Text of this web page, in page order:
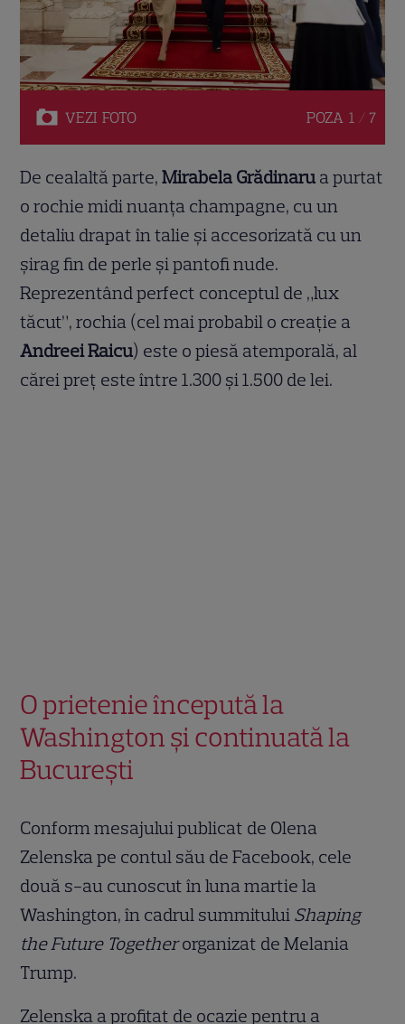
VEZI FOTO POZA 1 / 7
De cealaltă parte,Mirabela Grădinaru a purtat
o rochie midi nuanța champagne, cu un
detaliu drapat în talie și accesorizată cu un
șirag fin de perle și pantofi nude.
Reprezentând perfect conceptul de „lux
tăcut”, rochia (cel mai probabil o creație a
Andreei Raicu) este o piesă atemporală, al
cărei preț este între 1.300 și 1.500 de lei.
O prietenie începută la
Washington și continuată la
București
Conform mesajului publicat de Olena
Zelenska pe contul său de Facebook, cele
două s-au cunoscut în luna martie la
Washington, în cadrul summitului Shaping
the Future Togetherorganizat de Melania
Trump.
Zelenska a profitat de ocazie pentru a